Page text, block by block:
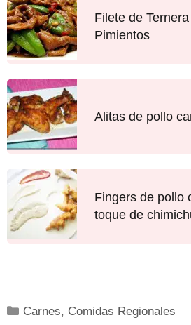
Filete de
Pimientos
Alitas de pollo
Fingers de pollo
toque de
Carnes, Comidas Regionales